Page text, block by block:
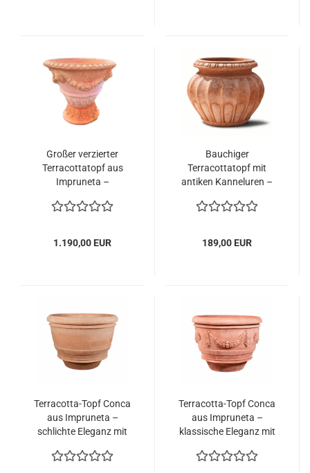
Großer verzierter
Terracottatopf aus
Impruneta –
Meisterwerk mit
und Akanthusblättern
1.190,00 EUR
Bauchiger
Terracottatopf mit
antiken Kanneluren –
toskanischer
189,00 EUR
Terracotta-Topf Conca
aus Impruneta –
schlichte Eleganz mit
Terracotta-Topf Conca
aus Impruneta –
klassische Eleganz mit